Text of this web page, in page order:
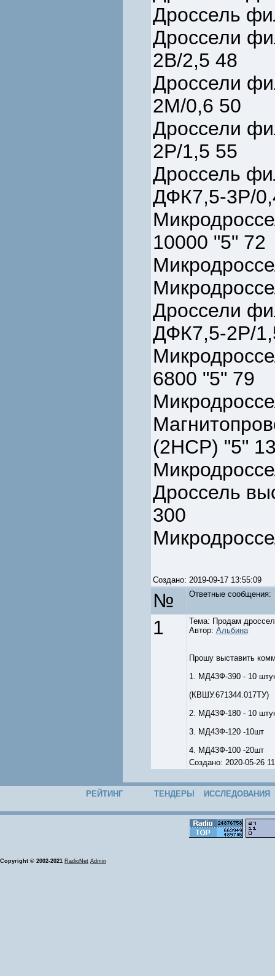
Дроссель
Дроссели
2В/2,5 48
Дроссели
2М/0,6 50
Дроссели
2Р/1,5 55
Дроссель
ДФК7,5-3Р/
10000 "5" 72
Дроссели
ДФК7,5-2Р/
6800 "5" 79
(2HCP) "5"
Дроссель
300
Создано: 2019-09-17 13:55:09
№ Ответные cообщения:
1
Тема: Продам
Автор: Альбина
Прошу выставить
1. МД43Ф-390 - 10
(КВШУ.671344.017ТУ)
2. МД43Ф-180 - 10
3. МД43Ф-120 -10шт
4. МД43Ф-100 -20шт
Создано: 2020-05-26
РЕЙТИНГ ТЕНДЕРЫ ИССЛЕДОВАНИЯ
Copyright © 2002-2021 RadioNet Admin